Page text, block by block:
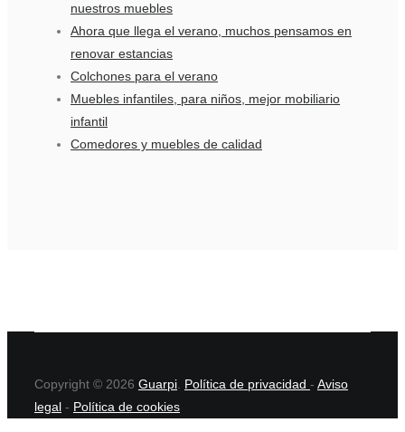
nuestros muebles
Ahora que llega el verano, muchos pensamos en
renovar estancias
Colchones para el verano
Muebles infantiles, para niños, mejor mobiliario
infantil
Comedores y muebles de calidad
Copyright © 2026 Guarpi Política de privacidad - Aviso
legal - Política de cookies